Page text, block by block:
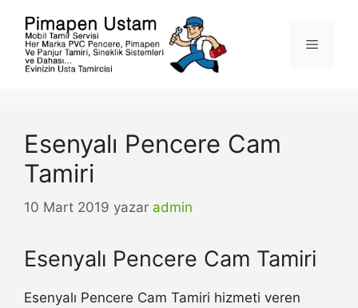
Menü
Esenyalı Pencere Cam
Tamiri
10 Mart 2019 yazar admin
Esenyalı Pencere Cam Tamiri
Esenyalı Pencere Cam Tamiri hizmeti veren